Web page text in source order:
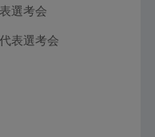
選考会
表選考会